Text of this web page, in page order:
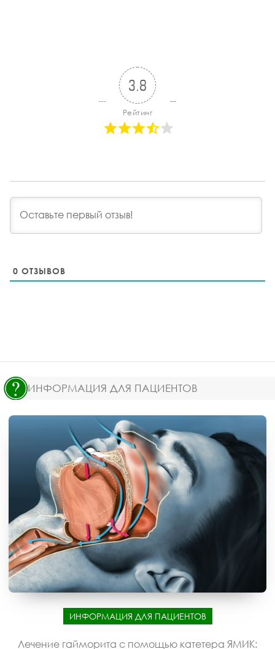
3.8
Рейтинг
0 ОТЗЫВОВ
ИНФОРМАЦИЯ ДЛЯ ПАЦИЕНТОВ
ИНФОРМАЦИЯ ДЛЯ ПАЦИЕНТОВ
Лечение гайморита с помощью катетера ЯМИК: